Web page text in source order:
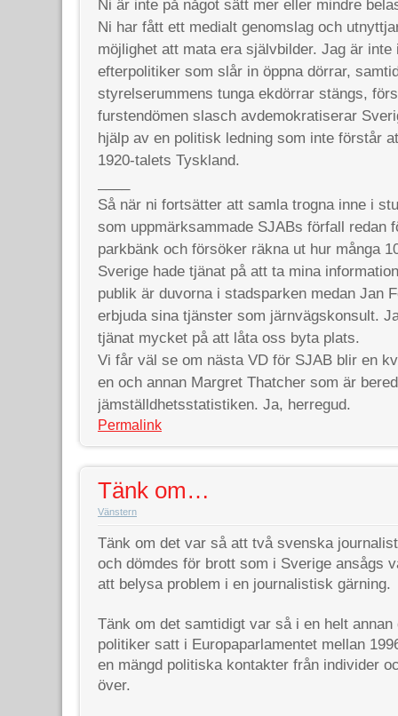
Ni är inte på något sätt mer eller mindre
Ni har fått ett medialt genomslag och
möjlighet att mata era självbilder. Jag är inte
efterpolitiker som slår in öppna dörrar,
styrelserummens tunga ekdörrar stängs,
furstendömen slasch avdemokratiserar
hjälp av en politisk ledning som inte förstår
1920-talets Tyskland.
Så när ni fortsätter att samla trogna inne i
som uppmärksammade SJABs förfall redan
parkbänk och försöker räkna ut hur många
Sverige hade tjänat på att ta mina
publik är duvorna i stadsparken medan Jan
erbjuda sina tjänster som järnvägskonsult.
tjänat mycket på att låta oss byta plats.
Vi får väl se om nästa VD för SJAB blir en
en och annan Margret Thatcher som är
jämställdhetsstatistiken. Ja, herregud.
Permalink
Tänk om…
Vänstern
Tänk om det var så att två svenska
och dömdes för brott som i Sverige ansågs
att belysa problem i en journalistisk gärning.
Tänk om det samtidigt var så i en helt
politiker satt i Europaparlamentet mellan
en mängd politiska kontakter från individer
över.